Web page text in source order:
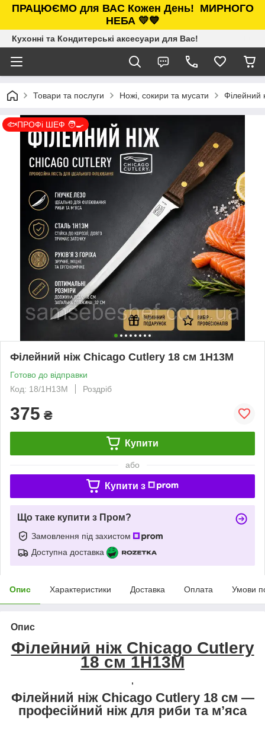
ПРАЦЮЄМО для ВАС Кожен День! МИРНОГО
НЕБА 💛💙
Кухонні та Кондитерські аксесуари для Вас!
Товари та послуги Ножі, сокири та мусати Філейний
🐟ПРОФі ШЕФ 🧑‍🍳
Філейний ніж Chicago Cutlery 18 см 1H13M
Готово до відправки
Код: 18/1H13M
Роздріб
375 ₴
Купити
або
Купити з
Що таке купити з Пром?
Замовлення під захистом
Доступна доставка
Опис Характеристики Доставка Оплата Умови
Опис
Філейний ніж Chicago Cutlery
18 см 1H13M
,
Філейний ніж Chicago Cutlery 18 см —
професійний ніж для риби та м’яса